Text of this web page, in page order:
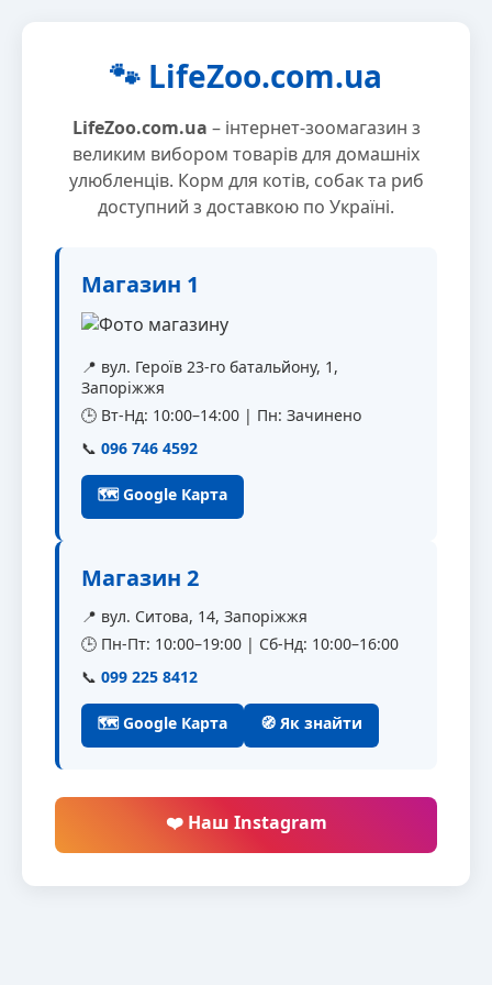
🐾 LifeZoo.com.ua
LifeZoo.com.ua – інтернет-зоомагазин з
великим вибором товарів для домашніх
улюбленців. Корм для котів, собак та риб
доступний з доставкою по Україні.
Магазин 1
📍 вул. Героїв 23-го батальйону, 1,
Запоріжжя
🕒 Вт-Нд: 10:00–14:00 | Пн: Зачинено
📞 096 746 4592
🗺 Google Карта
Магазин 2
📍 вул. Ситова, 14, Запоріжжя
🕒 Пн-Пт: 10:00–19:00 | Сб-Нд: 10:00–16:00
📞 099 225 8412
🗺 Google Карта 🧭 Як знайти
❤️ Наш Instagram